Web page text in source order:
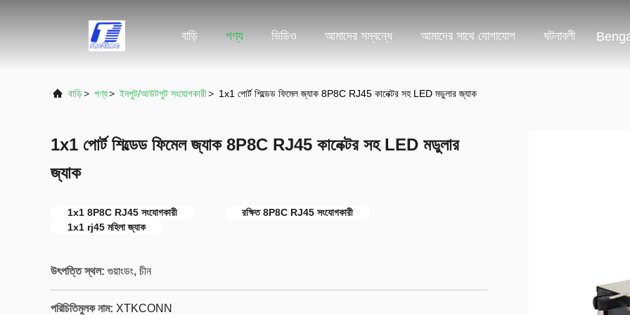
বাড়ি পণ্য ভিডিও আমাদের সম্বন্ধে আমাদের সাথে যোগাযোগ ঘটনাবলী
বাড়ি> পণ্য> ইনপুট/আউটপুট সংযোগকারী> 1x1 পোর্ট শিল্ডেড ফিমেল জ্যাক 8P8C RJ45 কানেক্টর সহ LED মডুলার জ্যাক
1x1 পোর্ট শিল্ডেড ফিমেল জ্যাক 8P8C RJ45 কানেক্টর সহ LED মডুলার
জ্যাক
1x1 8P8C RJ45 সংযোগকারী
রক্ষিত 8P8C RJ45 সংযোগকারী
1x1 rj45 মহিলা জ্যাক
উৎপত্তি স্থল: গুয়াংডং, চীন
পরিচিতিমুলক নাম: XTKCONN